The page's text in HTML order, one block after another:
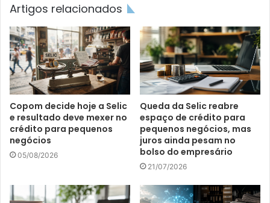
Artigos relacionados
Copom decide hoje a Selic
e resultado deve mexer no
crédito para pequenos
negócios
05/08/2026
Queda da Selic reabre
espaço de crédito para
pequenos negócios, mas
juros ainda pesam no
bolso do empresário
21/07/2026